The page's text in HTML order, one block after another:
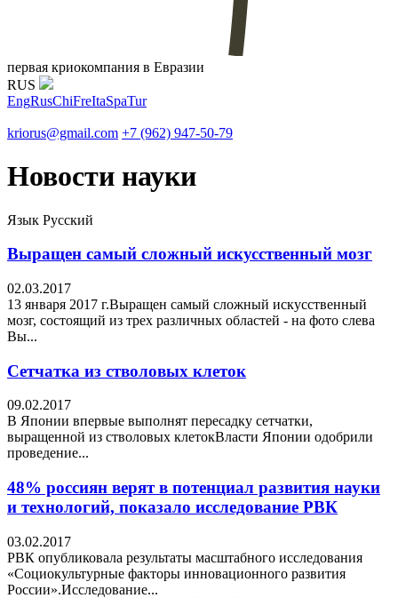
первая криокомпания в Евразии
RUS
EngRusChiFreItaSpaTur
kriorus@gmail.com +7 (962) 947-50-79
Новости науки
Язык Русский
Выращен самый сложный искусственный мозг
02.03.2017
13 января 2017 г.Выращен самый сложный искусственный
мозг, состоящий из трех различных областей - на фото слева
Вы...
Сетчатка из стволовых клеток
09.02.2017
В Японии впервые выполнят пересадку сетчатки,
выращенной из стволовых клетокВласти Японии одобрили
проведение...
48% россиян верят в потенциал развития науки
и технологий, показало исследование РВК
03.02.2017
РВК опубликовала результаты масштабного исследования
«Социокультурные факторы инновационного развития
России».Исследование...